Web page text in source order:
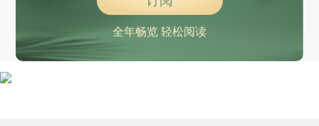
全年畅览 轻松阅读